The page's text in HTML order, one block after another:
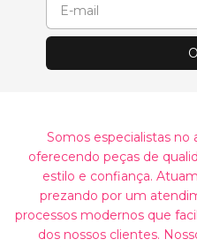
Somos especialistas
oferecendo peças de
estilo e confiança.
prezando por um
processos modernos que
dos nossos clientes.